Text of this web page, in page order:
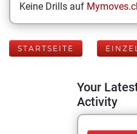
Keine Drills auf
STARTSEITE
Your
Activity